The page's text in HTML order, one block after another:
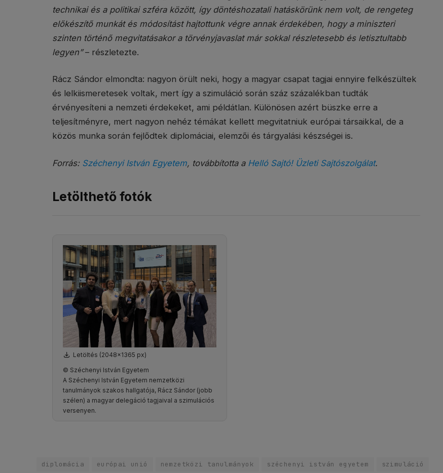
technikai és a politikai szféra között, így döntéshozatali hatáskörünk nem volt, de rengeteg
előkészítő munkát és módosítást hajtottunk végre annak érdekében, hogy a miniszteri
szinten történő megvitatásakor a törvényjavaslat már sokkal részletesebb és letisztultabb
legyen”– részletezte.
Rácz Sándor elmondta: nagyon örült neki, hogy a magyar csapat tagjai ennyire felkészültek
és lelkiismeretesek voltak, mert így a szimuláció során száz százalékban tudták
érvényesíteni a nemzeti érdekeket, ami példátlan. Különösen azért büszke erre a
teljesítményre, mert nagyon nehéz témákat kellett megvitatniuk európai társaikkal, de a
közös munka során fejlődtek diplomáciai, elemzői és tárgyalási készségei is.
Forrás: Széchenyi István Egyetem, továbbította a Helló Sajtó! Üzleti Sajtószolgálat.
Letölthető fotók
Letöltés (2048x1365 px)
© Széchenyi István Egyetem
A Széchenyi István Egyetem nemzetközi
tanulmányok szakos hallgatója, Rácz Sándor (jobb
szélen) a magyar delegáció tagjaival a szimulációs
versenyen.
diplomácia európai unió nemzetközi tanulmányok széchenyi istván egyetem szimuláció